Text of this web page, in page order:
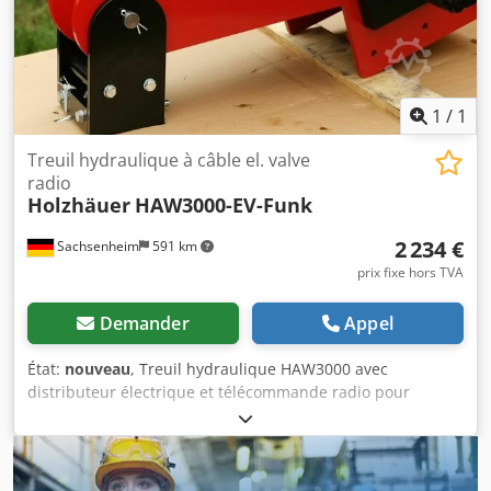
d’article : MTT500 Tarières, cônes de forage et autres outils
disponibles sur demande et moyennant un supplément.
Systèmes de fixation à changement rapide MS 01 - MS03 -
MS08 ou autres adaptateurs également disponibles sur
demande et moyennant un supplément. Dedpfx Apsdf
Sgro Hskr
1 / 1
Sachsenheim 591 km
Treuil hydraulique à câble el. valve
radio
Holzhäuer HAW3000-EV-Funk
2 234 €
prix fixe hors TVA
Demander Appel
État: nouveau, Treuil hydraulique HAW3000 avec
distributeur électrique et télécommande radio pour
chargeuses, excavatrices, grues, mini-excavatrices,
tracteurs, machines agricoles dans les domaines de la
viticulture, de l’horticulture, de la construction, des travaux
publics et de nombreuses autres applications. Le treuil